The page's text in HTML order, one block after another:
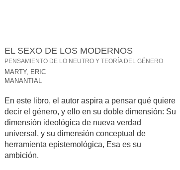
EL SEXO DE LOS MODERNOS
PENSAMIENTO DE LO NEUTRO Y TEORÍA DEL GÉNERO
MARTY, ERIC
MANANTIAL
En este libro, el autor aspira a pensar qué quiere
decir el género, y ello en su doble dimensión: Su
dimensión ideológica de nueva verdad
universal, y su dimensión conceptual de
herramienta epistemológica, Esa es su
ambición.